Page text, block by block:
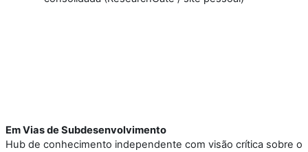
Em Vias de Subdesenvolvimento
Hub de conhecimento independente com visão crítica sobre o